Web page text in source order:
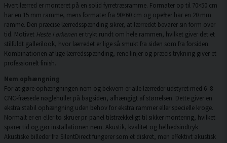
Hvert lærred er monteret på en solid fyrretræsramme. Formater op til 70×50 cm
har en 15 mm ramme, mens formater fra 90×60 cm og opefter har en 20 mm
ramme. Den præcise lærredsspænding sikrer, at lærredet bevarer sin form over
tid. Motivet Heste i ørkenen er trykt rundt om hele rammen, hvilket giver det et
stilfuldt gallerilook, hvor lærredet er lige så smukt fra siden som fra forsiden.
Kombinationen af lige lærredsspænding, rene linjer og præcis trykning giver et
professionelt finish.
Nem ophængning
For at gøre ophængningen nem og bekvem er alle lærreder udstyret med 6–8
CNC-fræsede nøglehuller på bagsiden, afhængigt af størrelsen. Dette giver en
ekstra stabil ophængning uden behov for ekstra rammer eller specielle kroge.
Normalt er en eller to skruer pr. panel tilstrækkeligt til sikker montering, hvilket
sparer tid og gør installationen nem. Akustik, kvalitet og helhedsindtryk
Akustiske billeder fra SilentDirect fungerer som et diskret, men effektivt akustisk